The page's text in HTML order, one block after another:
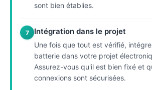
sont bien établies.
7 Intégration dans le projet
Une fois que tout est vérifié,
batterie dans votre projet
Assurez-vous qu'il est bien fixé et
connexions sont sécurisées.